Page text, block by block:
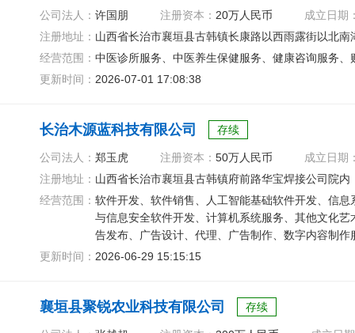
公司法人： 许国朋 注册资本： 20万人民币
成立日期
注册地址： 山西省长治市襄垣县古韩镇长康路以西雨露街以北
经营范围： 中医诊所服务、中医养生保健服务、健康咨询服务、
更新时间： 2026-07-01 17:08:38
长治木源蓝科技有限公司 存续
公司法人： 郑玉虎 注册资本： 50万人民币
成立日期
注册地址： 山西省长治市襄垣县古韩镇府前路华宝焊接公司院
经营范围： 软件开发、软件销售、人工智能基础软件开发、信
与信息安全软件开发、计算机系统服务、其他文化
告发布、广告设计、代理、广告制作、数字内容制
康服务
更新时间： 2026-06-29 15:15:15
襄垣县聚锐农业科技有限公司 存续